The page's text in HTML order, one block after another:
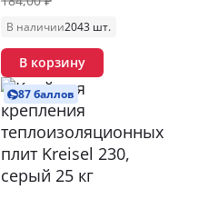
В наличии2043 шт.
В корзину
87 баллов